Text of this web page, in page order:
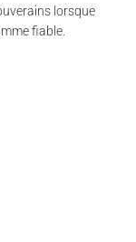
lorsque
fiable.